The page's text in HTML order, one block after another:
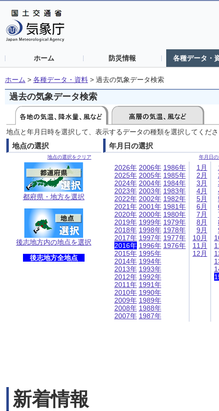
ホーム 防災情報 各種データ・
ホーム > 各種データ・資料 > 過去の気象データ検索
過去の気象データ検索
地点と年月日時を選択して、表示するデータの種類を選択してくだ
地点の選択
地点の選択をクリア
都府県・地方を選択
後志地方内の地点を選択
後志地方全地点
年月日の選択
年月日
2026年
2025年
2024年
2023年
2022年
2021年
2020年
2019年
2018年
2017年
2016年
2015年
2014年
2013年
2012年
2011年
2010年
2009年
2008年
2007年
2006年
2005年
2004年
2003年
2002年
2001年
2000年
1999年
1998年
1997年
1996年
1995年
1994年
1993年
1992年
1991年
1990年
1989年
1988年
1987年
1986年
1985年
1984年
1983年
1982年
1981年
1980年
1979年
1978年
1977年
1976年
1月
2月
3月
4月
5月
6月
7月
8月
9月
10月
11月
12月
新着情報